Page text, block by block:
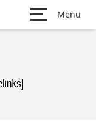
Menu